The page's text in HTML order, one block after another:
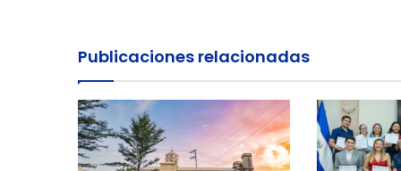
Publicaciones relacionadas